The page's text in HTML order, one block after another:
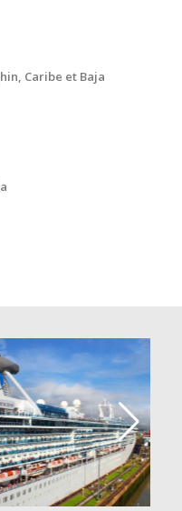
Caribe et Baja